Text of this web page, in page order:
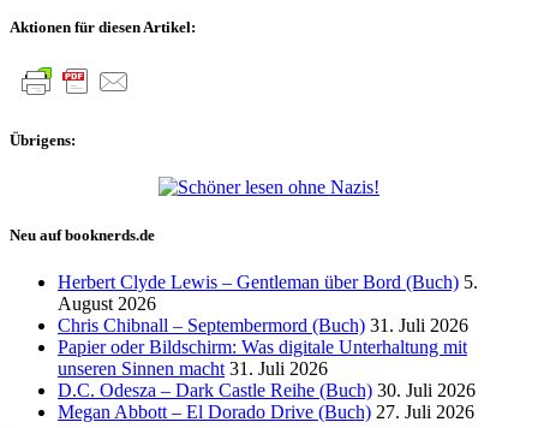
Aktionen für diesen Artikel:
Übrigens:
Neu auf booknerds.de
Herbert Clyde Lewis – Gentleman über Bord (Buch) 5.
August 2026
Chris Chibnall – Septembermord (Buch) 31. Juli 2026
Papier oder Bildschirm: Was digitale Unterhaltung mit
unseren Sinnen macht 31. Juli 2026
D.C. Odesza – Dark Castle Reihe (Buch) 30. Juli 2026
Megan Abbott – El Dorado Drive (Buch) 27. Juli 2026